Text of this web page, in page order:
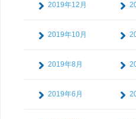
2019年12月
2019年10月
2019年8月
2019年6月